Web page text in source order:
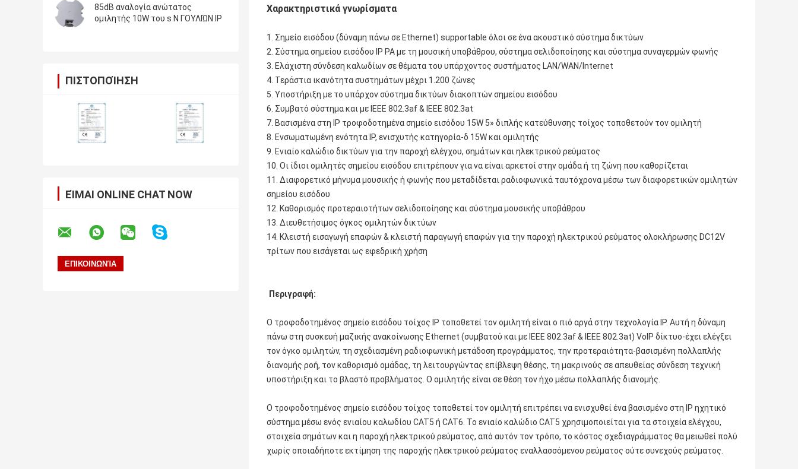
85dB αναλογία ανώτατος
ομιλητής 10W του s Ν ΓΟΥΛΙΏΝ IP
ΠΙΣΤΟΠΟΊΗΣΗ
ΕΊΜΑΙ ONLINE CHAT NOW
Χαρακτηριστικά γνωρίσματα
1. Σημείο εισόδου (δύναμη πάνω σε Ethernet) supportable όλοι σε ένα ακουστικό σύστημα δικτύων
2. Σύστημα σημείου εισόδου IP PA με τη μουσική υποβάθρου, σύστημα σελιδοποίησης και σύστημα συναγερμών φωνής
3. Ελάχιστη σύνδεση καλωδίων σε θέματα του υπάρχοντος συστήματος LAN/WAN/Internet
4. Τεράστια ικανότητα συστημάτων μέχρι 1.200 ζώνες
5. Υποστήριξη με το υπάρχον σύστημα δικτύων διακοπτών σημείου εισόδου
6. Συμβατό σύστημα και με IEEE 802.3af & IEEE 802.3at
7. Βασισμένα στη IP τροφοδοτημένα σημείο εισόδου 15W 5» διπλής κατεύθυνσης τοίχος τοποθετούν τον ομιλητή
8. Ενσωματωμένη ενότητα IP, ενισχυτής κατηγορία-δ 15W και ομιλητής
9. Ενιαίο καλώδιο δικτύων για την παροχή ελέγχου, σημάτων και ηλεκτρικού ρεύματος
10. Οι ίδιοι ομιλητές σημείου εισόδου επιτρέπουν για να είναι αρκετοί στην ομάδα ή τη ζώνη που καθορίζεται
11. Διαφορετικό μήνυμα μουσικής ή φωνής που μεταδίδεται ραδιοφωνικά ταυτόχρονα μέσω των διαφορετικών ομιλητών
σημείου εισόδου
12. Καθορισμός προτεραιοτήτων σελιδοποίησης και σύστημα μουσικής υποβάθρου
13. Διευθετήσιμος όγκος ομιλητών δικτύων
14. Κλειστή εισαγωγή επαφών & κλειστή παραγωγή επαφών για την παροχή ηλεκτρικού ρεύματος ολοκλήρωσης DC12V
τρίτων που εισάγεται ως εφεδρική χρήση
Περιγραφή:
Ο τροφοδοτημένος σημείο εισόδου τοίχος IP τοποθετεί τον ομιλητή είναι ο πιό αργά στην τεχνολογία IP. Αυτή η δύναμη
πάνω στη συσκευή μαζικής ανακοίνωσης Ethernet (συμβατού και με IEEE 802.3af & IEEE 802.3at) VoIP δίκτυο-έχει ελέγξει
τον όγκο ομιλητών, τη σχεδιασμένη ραδιοφωνική μετάδοση προγράμματος, την προτεραιότητα-βασισμένη πολλαπλής
διανομής ροή, τον καθορισμό ομάδας, τη λειτουργώντας επίβλεψη θέσης, τη μακρινούς σε απευθείας σύνδεση τεχνική
υποστήριξη και το βλαστό προβλήματος. Ο ομιλητής είναι σε θέση τον ήχο μέσω πολλαπλής διανομής.
Ο τροφοδοτημένος σημείο εισόδου τοίχος τοποθετεί τον ομιλητή επιτρέπει να ενισχυθεί ένα βασισμένο στη IP ηχητικό
σύστημα μέσω ενός ενιαίου καλωδίου CAT5 ή CAT6. Το ενιαίο καλώδιο CAT5 χρησιμοποιείται για τα στοιχεία ελέγχου,
στοιχεία σημάτων και η παροχή ηλεκτρικού ρεύματος, από αυτόν τον τρόπο, το κόστος σχεδιαγράμματος θα μειωθεί πολύ
χωρίς οποιαδήποτε εκτίμηση της παροχής ηλεκτρικού ρεύματος εναλλασσόμενου ρεύματος ούτε συνεχούς ρεύματος.